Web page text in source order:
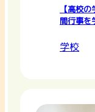
【高校
間行事を
学校